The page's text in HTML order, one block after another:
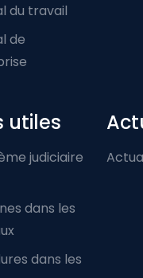
du travail
de
utiles
judiciaire
dans les
dans les